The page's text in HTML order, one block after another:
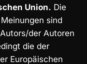
Union. Die
sind
der Autoren
die der
Europäischen